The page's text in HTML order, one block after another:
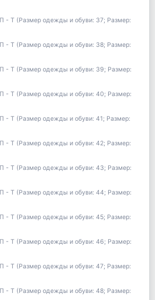
- Т (Размер одежды и обуви: 37; Размер:
- Т (Размер одежды и обуви: 38; Размер:
- Т (Размер одежды и обуви: 39; Размер:
- Т (Размер одежды и обуви: 40; Размер:
- Т (Размер одежды и обуви: 41; Размер:
- Т (Размер одежды и обуви: 42; Размер:
- Т (Размер одежды и обуви: 43; Размер:
- Т (Размер одежды и обуви: 44; Размер:
- Т (Размер одежды и обуви: 45; Размер:
- Т (Размер одежды и обуви: 46; Размер:
- Т (Размер одежды и обуви: 47; Размер:
- Т (Размер одежды и обуви: 48; Размер: